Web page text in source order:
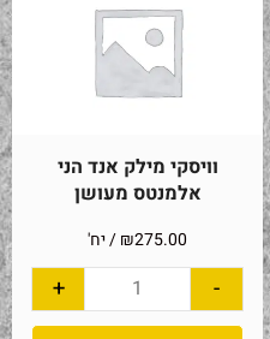
וויסקי מילק אנד הני
אלמנטס מעושן
₪275.00 / יח'
-
+